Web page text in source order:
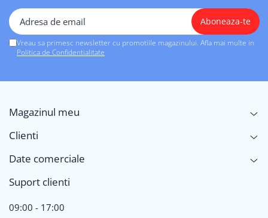
Vreau sa primesc newsletter cu promotiile magazinului. Afla mai multe in
Politica de Confidentialitate
Magazinul meu
Clienti
Date comerciale
Suport clienti
09:00 - 17:00